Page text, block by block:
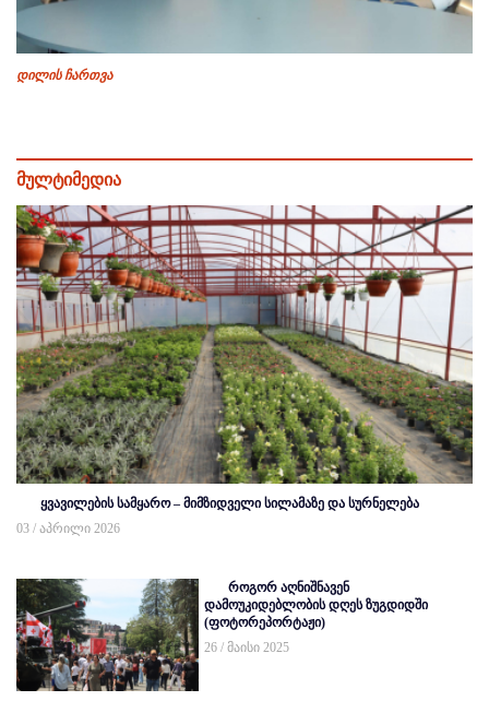
დილის ჩართვა
მულტიმედია
ყვავილების სამყარო – მიმზიდველი სილამაზე და სურნელება
03 / აპრილი 2026
როგორ აღნიშნავენ
დამოუკიდებლობის დღეს ზუგდიდში
(ფოტორეპორტაჟი)
26 / მაისი 2025